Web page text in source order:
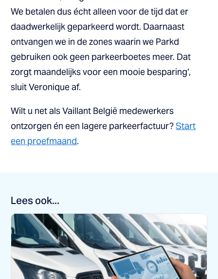
We betalen dus écht alleen voor de tijd dat er
daadwerkelijk geparkeerd wordt. Daarnaast
ontvangen we in de zones waarin we Parkd
gebruiken ook geen parkeerboetes meer. Dat
zorgt maandelijks voor een mooie besparing’,
sluit Veronique af.
Wilt u net als Vaillant België medewerkers
ontzorgen én een lagere parkeerfactuur?Start
een proefmaand.
Lees ook...